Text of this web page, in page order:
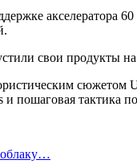
свои продукты
сюжетом
пошаговая тактика
облаку…